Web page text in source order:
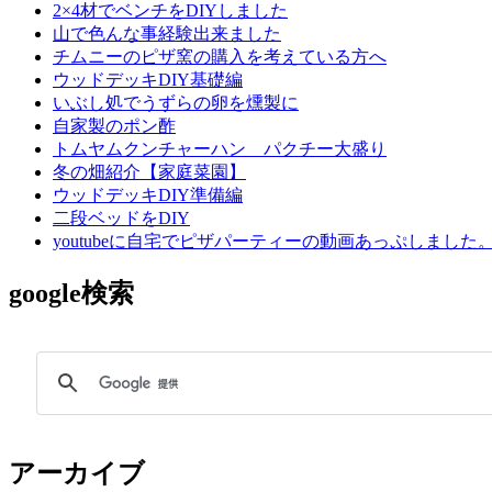
2×4材でベンチをDIYしました
山で色んな事経験出来ました
チムニーのピザ窯の購入を考えている方へ
ウッドデッキDIY基礎編
いぶし処でうずらの卵を燻製に
自家製のポン酢
トムヤムクンチャーハン パクチー大盛り
冬の畑紹介【家庭菜園】
ウッドデッキDIY準備編
二段ベッドをDIY
youtubeに自宅でピザパーティーの動画あっぷしました
google検索
アーカイブ